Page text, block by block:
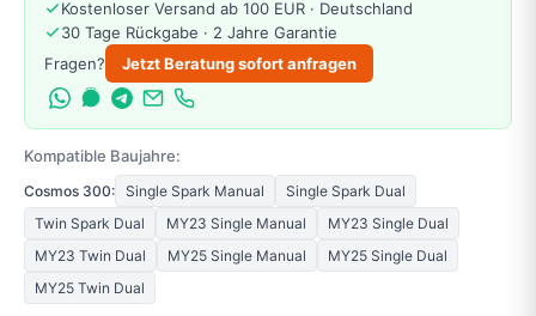
Kostenloser Versand ab 100 EUR · Deutschland
30 Tage Rückgabe · 2 Jahre Garantie
Fragen?
Jetzt Beratung sofort anfragen
Kompatible Baujahre:
Cosmos 300: Single Spark Manual
Single Spark Dual
Twin Spark Dual
MY23 Single Manual
MY23 Single Dual
MY23 Twin Dual
MY25 Single Manual
MY25 Single Dual
MY25 Twin Dual